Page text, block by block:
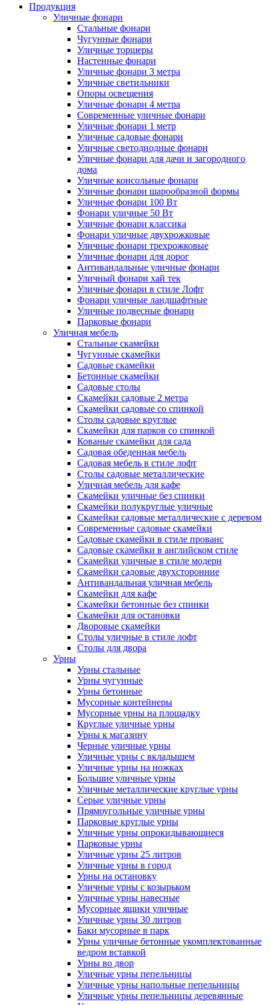
Продукция
Уличные фонари
Стальные фонари
Чугунные фонари
Уличные торшеры
Настенные фонари
Уличные фонари 3 метра
Уличные светильники
Опоры освещения
Уличные фонари 4 метра
Современные уличные фонари
Уличные фонари 1 метр
Уличные садовые фонари
Уличные светодиодные фонари
Уличные фонари для дачи и загородного
дома
Уличные консольные фонари
Уличные фонари шарообразной формы
Уличные фонари 100 Вт
Фонари уличные 50 Вт
Уличные фонари классика
Фонари уличные двухрожковые
Уличные фонари трехрожковые
Уличные фонари для дорог
Антивандальные уличные фонари
Уличный фонари хай тек
Уличные фонари в стиле Лофт
Фонари уличные ландшафтные
Уличные подвесные фонари
Парковые фонари
Уличная мебель
Стальные скамейки
Чугунные скамейки
Садовые скамейки
Бетонные скамейки
Садовые столы
Скамейки садовые 2 метра
Cкамейки садовые со спинкой
Столы садовые круглые
Скамейки для парков со спинкой
Кованые скамейки для сада
Садовая обеденная мебель
Садовая мебель в стиле лофт
Столы садовые металлические
Уличная мебель для кафе
Скамейки уличные без спинки
Скамейки полукруглые уличные
Скамейки садовые металлические с деревом
Современные садовые скамейки
Садовые скамейки в стиле прованс
Садовые скамейки в английском стиле
Скамейки уличные в стиле модерн
Скамейки садовые двухсторонние
Антивандальная уличная мебель
Скамейки для кафе
Скамейки бетонные без спинки
Скамейки для остановки
Дворовые скамейки
Столы уличные в стиле лофт
Столы для двора
Урны
Урны стальные
Урны чугунные
Урны бетонные
Мусорные контейнеры
Мусорные урны на площадку
Круглые уличные урны
Урны к магазину
Черные уличные урны
Уличные урны с вкладышем
Уличные урны на ножках
Большие уличные урны
Уличные металлические круглые урны
Серые уличные урны
Прямоугольные уличные урны
Парковые круглые урны
Уличные урны опрокидывающиеся
Парковые урны
Уличные урны 25 литров
Уличные урны в город
Урны на остановку
Уличные урны с козырьком
Уличные урны навесные
Мусорные ящики уличные
Уличные урны 30 литров
Баки мусорные в парк
Урны уличные бетонные укомплектованные
ведром вставкой
Урны во двор
Уличные урны пепельницы
Уличные урны напольные пепельницы
Уличные урны пепельницы деревянные